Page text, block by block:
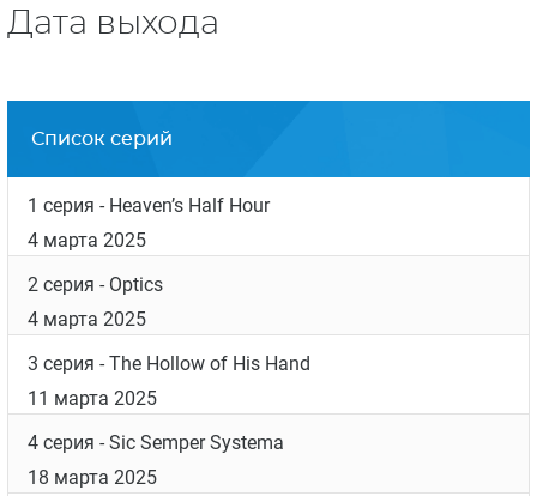
Дата выхода
Список серий
1 серия - Heaven’s Half Hour
4 марта 2025
2 серия - Optics
4 марта 2025
3 серия - The Hollow of His Hand
11 марта 2025
4 серия - Sic Semper Systema
18 марта 2025